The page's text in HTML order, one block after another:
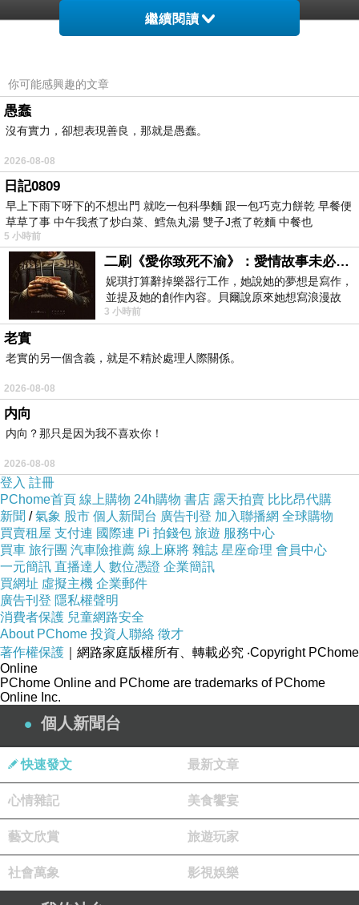
繼續閱讀
你可能感興趣的文章
愚蠢
沒有實力，卻想表現善良，那就是愚蠢。
2026-08-08
日記0809
早上下雨下呀下的不想出門 就吃一包科學麵 跟一包巧克力餅乾 早餐便
草草了事 中午我煮了炒白菜、鱈魚丸湯 雙子J煮了乾麵 中餐也
5 小時前
二刷《愛你致死不渝》：愛情故事未必是浪漫故事
妮琪打算辭掉樂器行工作，她說她的夢想是寫作，
並提及她的創作內容。貝爾說原來她想寫浪漫故
事，妮琪回應：「不是浪漫故事，是愛情
3 小時前
老實
老實的另一個含義，就是不精於處理人際關係。
2026-08-08
内向
内向？那只是因为我不喜欢你！
2026-08-08
登入 註冊
PChome首頁 線上購物 24h購物 書店 露天拍賣 比比昂代購
新聞 /氣象 股市 個人新聞台 廣告刊登 加入聯播網 全球購物
買賣租屋 支付連 國際連 Pi 拍錢包 旅遊 服務中心
買車 旅行團 汽車險推薦 線上麻將 雜誌 星座命理 會員中心
一元簡訊 直播達人 數位憑證 企業簡訊
買網址 虛擬主機 企業郵件
廣告刊登 隱私權聲明
消費者保護 兒童網路安全
About PChome 投資人聯絡 徵才
著作權保護 ｜網路家庭版權所有、轉載必究 ‧Copyright PChome
Online
PChome Online and PChome are trademarks of PChome
Online Inc.
個人新聞台
快速發文 最新文章
心情雜記 美食饗宴
藝文欣賞 旅遊玩家
社會萬象 影視娛樂